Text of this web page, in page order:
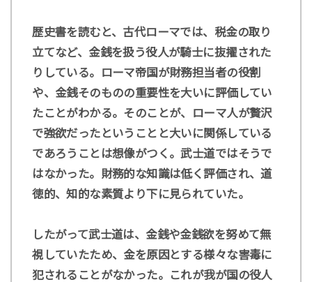
歴史書を読むと、古代ローマでは、税金の取り
立てなど、金銭を扱う役人が騎士に抜擢された
りしている。ローマ帝国が財務担当者の役割
や、金銭そのものの重要性を大いに評価してい
たことがわかる。そのことが、ローマ人が贅沢
で強欲だったということと大いに関係している
であろうことは想像がつく。武士道ではそうで
はなかった。財務的な知識は低く評価され、道
徳的、知的な素質より下に見られていた。
したがって武士道は、金銭や金銭欲を努めて無
視していたため、金を原因とする様々な害毒に
犯されることがなかった。これが我が国の役人